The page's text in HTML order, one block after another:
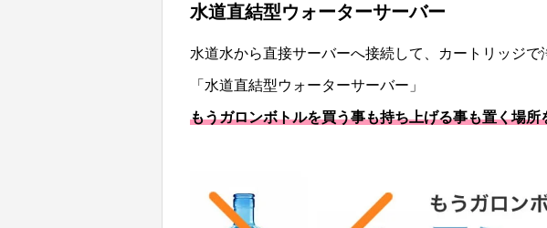
水道直結型ウォーターサーバー
水道水から直接サーバーへ接続して、カートリッジ
「水道直結型ウォーターサーバー」
もうガロンボトルを買う事も持ち上げる事も置く場